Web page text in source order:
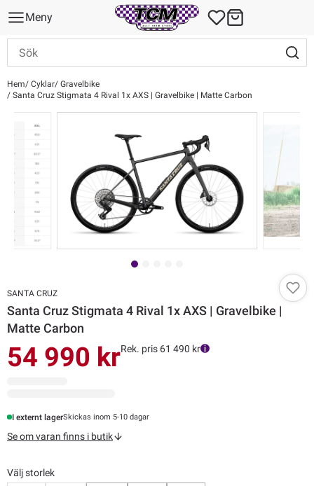
Meny
Hem Cyklar Gravelbike
Santa Cruz Stigmata 4 Rival 1x AXS | Gravelbike | Matte Carbon
SANTA CRUZ
Santa Cruz Stigmata 4 Rival 1x AXS | Gravelbike |
Matte Carbon
54 990 krRek. pris 61 490 kr
I externt lagerSkickas inom 5-10 dagar
Se om varan finns i butik
Välj storlek